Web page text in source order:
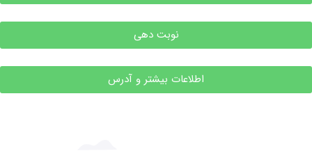
نوبت دهی
اطلاعات بیشتر و آدرس